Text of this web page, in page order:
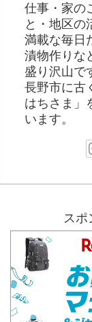
仕事・家の
と・地区の
満載な毎日
漬物作りな
盛り沢山で
長野市に古
はちさま」
います。
スポ